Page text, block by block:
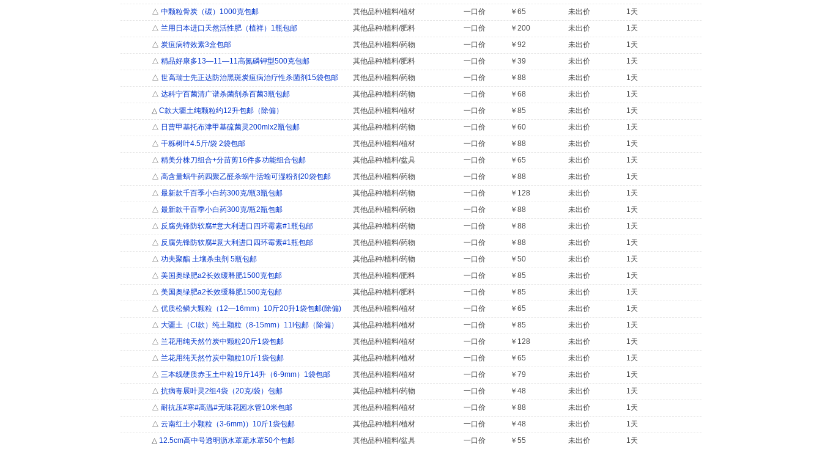
△ 中颗粒骨炭（碳）1000克包邮 其他品种/植料/植材 一口价 ￥65 未出价
1天
△ 兰用日本进口天然活性肥（植祥）1瓶包邮 其他品种/植料/肥料 一口价 ￥200 未出价
1天
△ 炭疽病特效素3盒包邮 其他品种/植料/药物 一口价 ￥92 未出价
1天
△ 精品好康多13—11—11高氮磷钾型500克包邮 其他品种/植料/肥料 一口价 ￥39 未出价
1天
△ 世高瑞士先正达防治黑斑炭疽病治疗性杀菌剂15袋包邮 其他品种/植料/药物 一口价 ￥88 未出价
1天
△ 达科宁百菌清广谱杀菌剂杀百菌3瓶包邮 其他品种/植料/药物 一口价 ￥68 未出价
1天
△ C款大疆土纯颗粒约12升包邮（除偏） 其他品种/植料/植材 一口价 ￥85 未出价
1天
△ 日曹甲基托布津甲基硫菌灵200mlx2瓶包邮 其他品种/植料/药物 一口价 ￥60 未出价
1天
△ 干栎树叶4.5斤/袋 2袋包邮 其他品种/植料/植材 一口价 ￥88 未出价
1天
△ 精美分株刀组合+分苗剪16件多功能组合包邮 其他品种/植料/盆具 一口价 ￥65 未出价
1天
△ 高含量蜗牛药四聚乙醛杀蜗牛活蝓可湿粉剂20袋包邮 其他品种/植料/药物 一口价 ￥88 未出价
1天
△ 最新款千百季小白药300克/瓶3瓶包邮 其他品种/植料/药物 一口价 ￥128 未出价
1天
△ 最新款千百季小白药300克/瓶2瓶包邮 其他品种/植料/药物 一口价 ￥88 未出价
1天
△ 反腐先锋防软腐#意大利进口四环霉素#1瓶包邮 其他品种/植料/药物 一口价 ￥88 未出价
1天
△ 反腐先锋防软腐#意大利进口四环霉素#1瓶包邮 其他品种/植料/药物 一口价 ￥88 未出价
1天
△ 功夫聚酯 土壤杀虫剂 5瓶包邮 其他品种/植料/药物 一口价 ￥50 未出价
1天
△ 美国奥绿肥a2长效缓释肥1500克包邮 其他品种/植料/肥料 一口价 ￥85 未出价
1天
△ 美国奥绿肥a2长效缓释肥1500克包邮 其他品种/植料/肥料 一口价 ￥85 未出价
1天
△ 优质松鳞大颗粒（12―16mm）10斤20升1袋包邮(除偏) 其他品种/植料/植材 一口价 ￥65 未出价
1天
△ 大疆土（Cl款）纯土颗粒（8-15mm）11l包邮（除偏） 其他品种/植料/植材 一口价 ￥85 未出价
1天
△ 兰花用纯天然竹炭中颗粒20斤1袋包邮 其他品种/植料/植材 一口价 ￥128 未出价
1天
△ 兰花用纯天然竹炭中颗粒10斤1袋包邮 其他品种/植料/植材 一口价 ￥65 未出价
1天
△ 三本线硬质赤玉土中粒19斤14升（6-9mm）1袋包邮 其他品种/植料/植材 一口价 ￥79 未出价
1天
△ 抗病毒展叶灵2组4袋（20克/袋）包邮 其他品种/植料/药物 一口价 ￥48 未出价
1天
△ 耐抗压#寒#高温#无味花园水管10米包邮 其他品种/植料/植材 一口价 ￥88 未出价
1天
△ 云南红土小颗粒（3-6mm)）10斤1袋包邮 其他品种/植料/植材 一口价 ￥48 未出价
1天
△ 12.5cm高中号透明沥水罩疏水罩50个包邮 其他品种/植料/盆具 一口价 ￥55 未出价
1天